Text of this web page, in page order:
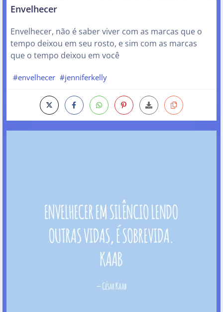
Envelhecer
Envelhecer, não é saber viver com as marcas que o
tempo deixou em seu rosto, e sim com as marcas
que o tempo deixou em você
#envelhecer #jenniferkelly